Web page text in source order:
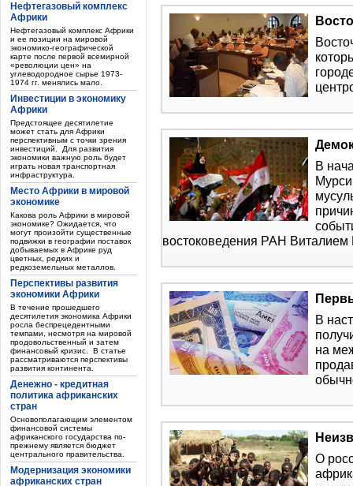
Нефтегазовый комплекс
Африки
Нефтегазовый комплекс Африки
и ее позиции на мировой
экономико-географической
карте после первой всемирной
«революции цен» на
углеводородное сырье 1973-
1974 гг. менялись мало.
Инвестиции в экономику
Африки
Предстоящее десятилетие
может стать для Африки
перспективным с точки зрения
инвестиций. Для развития
экономики важную роль будет
играть новая транспортная
инфраструктура.
Место Африки в мировой
экономике
Какова роль Африки в мировой
экономике? Ожидается, что
могут произойти существенные
подвижки в географии поставок
добываемых в Африке руд
цветных, редких и
редкоземельных металлов.
Перспективы развития
экономики Африки
В течение прошедшего
десятилетия экономика Африки
росла беспрецедентными
темпами, несмотря на мировой
продовольственный и затем
финансовый кризис. В статье
рассматриваются перспективы
развития континента.
Денежно - кредитная
политика африканских
стран
Основополагающим элементом
финансовой системы
африканского государства по-
прежнему является бюджет
центрального правительства.
Модернизация экономики
африканских стран
В
востоковедения РАН
В
на
О